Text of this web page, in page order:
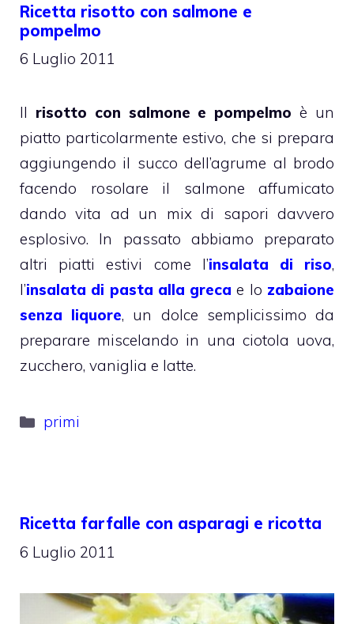
Ricetta risotto con salmone e
pompelmo
6 Luglio 2011
Il risotto con salmone e pompelmo è un
piatto particolarmente estivo, che si prepara
aggiungendo il succo dell’agrume al brodo
facendo rosolare il salmone affumicato
dando vita ad un mix di sapori davvero
esplosivo. In passato abbiamo preparato
altri piatti estivi come l’insalata di riso,
l’insalata di pasta alla greca e lo zabaione
senza liquore, un dolce semplicissimo da
preparare miscelando in una ciotola uova,
zucchero, vaniglia e latte.
Categorie
primi
Ricetta farfalle con asparagi e ricotta
6 Luglio 2011